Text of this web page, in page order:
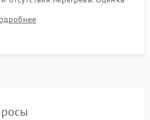
цветопередачи на тестовых
всех видеовходов и кнопок